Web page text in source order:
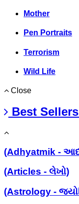
Mother
Pen Portraits
Terrorism
Wild Life
Close
Best
(Adhyatmik -
(Articles - લેખો)
(Astrology -